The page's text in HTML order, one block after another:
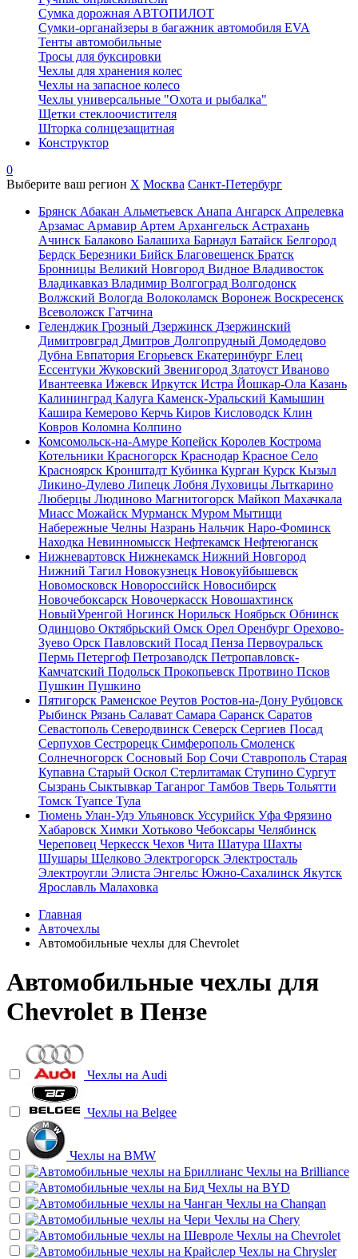
Сумка дорожная АВТОПИЛОТ
Сумки-органайзеры в багажник автомобиля EVA
Тенты автомобильные
Тросы для буксировки
Чехлы для хранения колес
Чехлы на запасное колесо
Чехлы универсальные "Охота и рыбалка"
Щетки стеклоочистителя
Шторка солнцезащитная
Конструктор
0
Выберите ваш регион X Москва Санкт-Петербург
Брянск Абакан Альметьевск Анапа Ангарск Апрелевка
Арзамас Армавир Артем Архангельск Астрахань
Ачинск Балаково Балашиха Барнаул Батайск Белгород
Бердск Березники Бийск Благовещенск Братск
Бронницы Великий Новгород Видное Владивосток
Владикавказ Владимир Волгоград Волгодонск
Волжский Вологда Волоколамск Воронеж Воскресенск
Всеволожск Гатчина
Геленджик Грозный Дзержинск Дзержинский
Димитровград Дмитров Долгопрудный Домодедово
Дубна Евпатория Егорьевск Екатеринбург Елец
Ессентуки Жуковский Звенигород Златоуст Иваново
Ивантеевка Ижевск Иркутск Истра Йошкар-Ола Казань
Калининград Калуга Каменск-Уральский Камышин
Кашира Кемерово Керчь Киров Кисловодск Клин
Ковров Коломна Колпино
Комсомольск-на-Амуре Копейск Королев Кострома
Котельники Красногорск Краснодар Красное Село
Красноярск Кронштадт Кубинка Курган Курск Кызыл
Ликино-Дулево Липецк Лобня Луховицы Лыткарино
Люберцы Людиново Магнитогорск Майкоп Махачкала
Миасс Можайск Мурманск Муром Мытищи
Набережные Челны Назрань Нальчик Наро-Фоминск
Находка Невинномысск Нефтекамск Нефтеюганск
Нижневартовск Нижнекамск Нижний Новгород
Нижний Тагил Новокузнецк Новокуйбышевск
Новомосковск Новороссийск Новосибирск
Новочебоксарск Новочеркасск Новошахтинск
НовыйУренгой Ногинск Норильск Ноябрьск Обнинск
Одинцово Октябрьский Омск Орел Оренбург Орехово-
Зуево Орск Павловский Посад Пенза Первоуральск
Пермь Петергоф Петрозаводск Петропавловск-
Камчатский Подольск Прокопьевск Протвино Псков
Пушкин Пушкино
Пятигорск Раменское Реутов Ростов-на-Дону Рубцовск
Рыбинск Рязань Салават Самара Саранск Саратов
Севастополь Северодвинск Северск Сергиев Посад
Серпухов Сестрорецк Симферополь Смоленск
Солнечногорск Сосновый Бор Сочи Ставрополь Старая
Купавна Старый Оскол Стерлитамак Ступино Сургут
Сызрань Сыктывкар Таганрог Тамбов Тверь Тольятти
Томск Туапсе Тула
Тюмень Улан-Удэ Ульяновск Уссурийск Уфа Фрязино
Хабаровск Химки Хотьково Чебоксары Челябинск
Череповец Черкесск Чехов Чита Шатура Шахты
Шушары Щелково Электрогорск Электросталь
Электроугли Элиста Энгельс Южно-Сахалинск Якутск
Ярославль Малаховка
Главная
Авточехлы
Автомобильные чехлы для Chevrolet
Автомобильные чехлы для
Chevrolet в Пензе
Чехлы на Audi
Чехлы на Belgee
Чехлы на BMW
Чехлы на Brilliance
Чехлы на BYD
Чехлы на Changan
Чехлы на Chery
Чехлы на Chevrolet
Чехлы на Chrysler